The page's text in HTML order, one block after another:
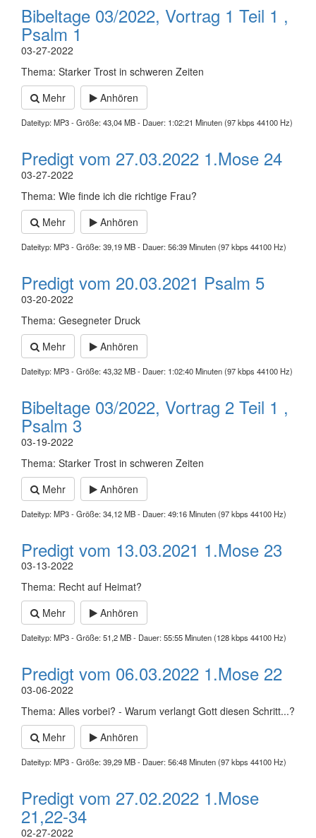
Bibeltage 03/2022, Vortrag 1 Teil 1 ,
Psalm 1
03-27-2022
Thema: Starker Trost in schweren Zeiten
Mehr
Anhören
Dateityp: MP3 - Größe: 43,04 MB - Dauer: 1:02:21 Minuten (97 kbps 44100 Hz)
Predigt vom 27.03.2022 1.Mose 24
03-27-2022
Thema: Wie finde ich die richtige Frau?
Mehr
Anhören
Dateityp: MP3 - Größe: 39,19 MB - Dauer: 56:39 Minuten (97 kbps 44100 Hz)
Predigt vom 20.03.2021 Psalm 5
03-20-2022
Thema: Gesegneter Druck
Mehr
Anhören
Dateityp: MP3 - Größe: 43,32 MB - Dauer: 1:02:40 Minuten (97 kbps 44100 Hz)
Bibeltage 03/2022, Vortrag 2 Teil 1 ,
Psalm 3
03-19-2022
Thema: Starker Trost in schweren Zeiten
Mehr
Anhören
Dateityp: MP3 - Größe: 34,12 MB - Dauer: 49:16 Minuten (97 kbps 44100 Hz)
Predigt vom 13.03.2021 1.Mose 23
03-13-2022
Thema: Recht auf Heimat?
Mehr
Anhören
Dateityp: MP3 - Größe: 51,2 MB - Dauer: 55:55 Minuten (128 kbps 44100 Hz)
Predigt vom 06.03.2022 1.Mose 22
03-06-2022
Thema: Alles vorbei? - Warum verlangt Gott diesen Schritt...?
Mehr
Anhören
Dateityp: MP3 - Größe: 39,29 MB - Dauer: 56:48 Minuten (97 kbps 44100 Hz)
Predigt vom 27.02.2022 1.Mose
21,22-34
02-27-2022